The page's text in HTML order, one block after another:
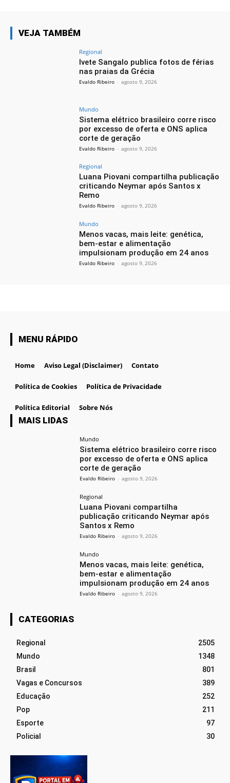
VEJA TAMBÉM
Regional
Ivete Sangalo publica fotos de férias
nas praias da Grécia
Evaldo Ribeiro - agosto 9, 2026
Mundo
Sistema elétrico brasileiro corre risco
por excesso de oferta e ONS aplica
corte de geração
Evaldo Ribeiro - agosto 9, 2026
Regional
Luana Piovani compartilha publicação
criticando Neymar após Santos x
Remo
Evaldo Ribeiro - agosto 9, 2026
Mundo
Menos vacas, mais leite: genética,
bem-estar e alimentação
impulsionam produção em 24 anos
Evaldo Ribeiro - agosto 9, 2026
MENU RÁPIDO
Home Aviso Legal (Disclaimer) Contato
Política de Cookies Política de Privacidade
Política Editorial Sobre Nós
MAIS LIDAS
Mundo
Sistema elétrico brasileiro corre risco
por excesso de oferta e ONS aplica
corte de geração
Evaldo Ribeiro - agosto 9, 2026
Regional
Luana Piovani compartilha
publicação criticando Neymar após
Santos x Remo
Evaldo Ribeiro - agosto 9, 2026
Mundo
Menos vacas, mais leite: genética,
bem-estar e alimentação
impulsionam produção em 24 anos
Evaldo Ribeiro - agosto 9, 2026
CATEGORIAS
Regional
2505
Mundo
1348
Brasil
801
Vagas e Concursos
389
Educação
252
Pop
211
Esporte
97
Policial
30